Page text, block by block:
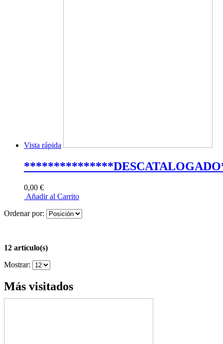
Vista rápida
0,00 €
Añadir al Carrito
Ordenar por:
12 artículo(s)
Mostrar:
Más visitados